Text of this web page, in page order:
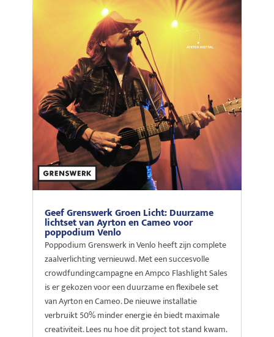
Geef Grenswerk Groen Licht: Duurzame
lichtset van Ayrton en Cameo voor
poppodium Venlo
Poppodium Grenswerk in Venlo heeft zijn complete
zaalverlichting vernieuwd. Met een succesvolle
crowdfundingcampagne en Ampco Flashlight Sales
is er gekozen voor een duurzame en flexibele set
van Ayrton en Cameo. De nieuwe installatie
verbruikt 50% minder energie én biedt maximale
creativiteit. Lees nu hoe dit project tot stand kwam.